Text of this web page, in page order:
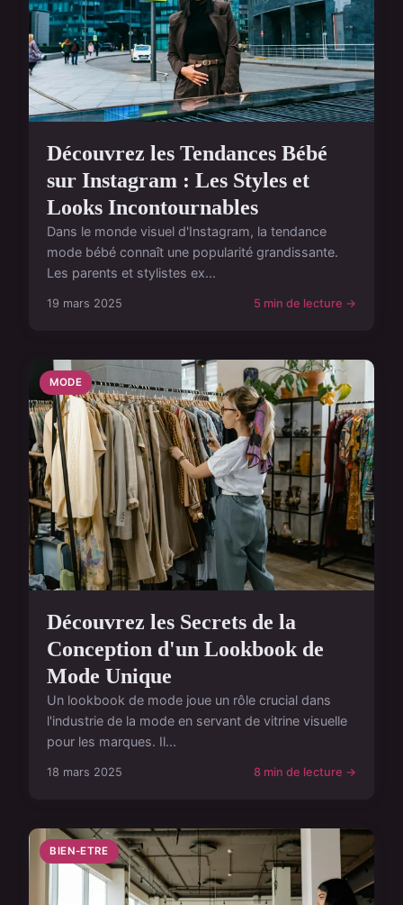
Découvrez les Tendances Bébé
sur Instagram : Les Styles et
Looks Incontournables
Dans le monde visuel d'Instagram, la tendance
mode bébé connaît une popularité grandissante.
Les parents et stylistes ex...
19 mars 2025 5 min de lecture →
MODE
Découvrez les Secrets de la
Conception d'un Lookbook de
Mode Unique
Un lookbook de mode joue un rôle crucial dans
l'industrie de la mode en servant de vitrine visuelle
pour les marques. Il...
18 mars 2025 8 min de lecture →
BIEN-ETRE